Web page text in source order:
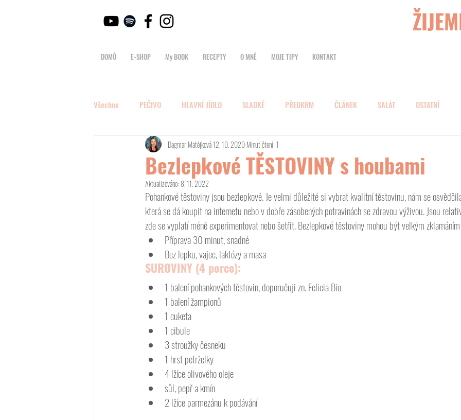
DOMŮ E-SHOP My BOOK RECEPTY O MNĚ MOJE TIPY KONTAKT
Všechno PEČIVO HLAVNÍ JÍDLO SLADKÉ PŘEDKRM ČLÁNEK SALÁT OSTATNÍ
Bezlepkové TĚSTOVINY s houbami
Dagmar Matějková12. 10. 2020Minut čtení: 1
Aktualizováno: 8. 11. 2022
Pohankové těstoviny jsou bezlepkové. Je velmi důležité si vybrat kvalitní těstovinu, nám se
která se dá koupit na internetu nebo v dobře zásobených potravinách se zdravou výživou. Jsou
zde se vyplatí méně experimentovat nebo šetřit. Bezlepkové těstoviny mohou být velkým
Příprava 30 minut, snadné
Bez lepku, vajec, laktózy a masa
SUROVINY (4 porce):
1 balení pohankových těstovin, doporučuji zn. Felicia Bio
1 balení žampionů
1 cuketa
1 cibule
3 stroužky česneku
1 hrst petrželky
4 lžíce olivového oleje
sůl, pepř a kmín
2 lžíce parmezánu k podávání